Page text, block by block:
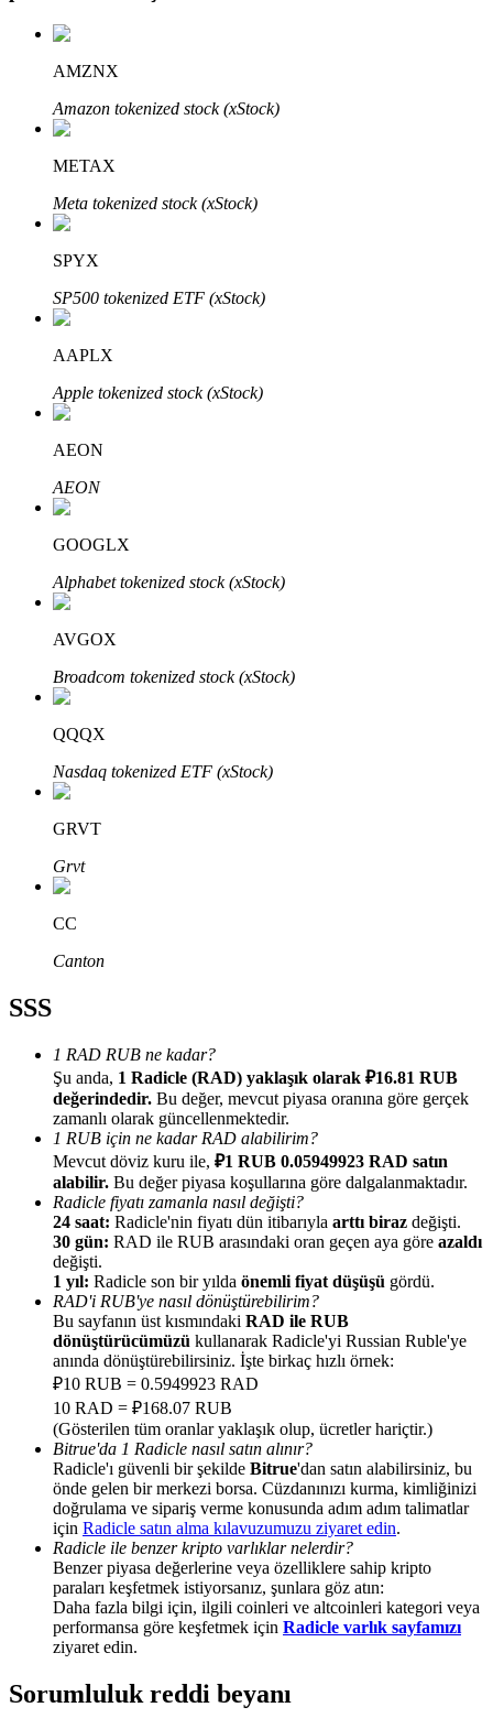
Otomatik Yatırım
Uzun vadeli kâr ve esnek çıkarlar elde edin
Stake Etmeyi Öğrenin
Pasif gelir kazanma hakkında bilgi edinin
Kullanıcı başına %65'e kadar komisyon!
Yönlendirme
Arkadaşını davet et, nakit ödüller kazan
Deposit CASHCAT & Win
Deposit CASHCAT & Win
Share 500000 CASHCAT prize pool
Exclusive for BitMart Users
Register & Trade to Win 500,000 USDT
AMZNX
Amazon tokenized stock (xStock)
METAX
Meta tokenized stock (xStock)
SPYX
SP500 tokenized ETF (xStock)
AAPLX
Apple tokenized stock (xStock)
AEON
AEON
GOOGLX
Alphabet tokenized stock (xStock)
AVGOX
Broadcom tokenized stock (xStock)
QQQX
Nasdaq tokenized ETF (xStock)
GRVT
Grvt
CC
Canton
SSS
1 RAD RUB ne kadar?
Şu anda, 1 Radicle (RAD) yaklaşık olarak ₽16.81 RUB
değerindedir. Bu değer, mevcut piyasa oranına göre gerçek
zamanlı olarak güncellenmektedir.
1 RUB için ne kadar RAD alabilirim?
Mevcut döviz kuru ile, ₽1 RUB 0.05949923 RAD satın
alabilir. Bu değer piyasa koşullarına göre dalgalanmaktadır.
Radicle fiyatı zamanla nasıl değişti?
24 saat: Radicle'nin fiyatı dün itibarıyla arttı biraz değişti.
30 gün: RAD ile RUB arasındaki oran geçen aya göre azaldı
değişti.
1 yıl: Radicle son bir yılda önemli fiyat düşüşü gördü.
RAD'i RUB'ye nasıl dönüştürebilirim?
Bu sayfanın üst kısmındaki RAD ile RUB
dönüştürücümüzü kullanarak Radicle'yi Russian Ruble'ye
anında dönüştürebilirsiniz. İşte birkaç hızlı örnek:
₽10 RUB = 0.5949923 RAD
10 RAD = ₽168.07 RUB
(Gösterilen tüm oranlar yaklaşık olup, ücretler hariçtir.)
Bitrue'da 1 Radicle nasıl satın alınır?
Radicle'ı güvenli bir şekilde Bitrue'dan satın alabilirsiniz, bu
önde gelen bir merkezi borsa. Cüzdanınızı kurma, kimliğinizi
doğrulama ve sipariş verme konusunda adım adım talimatlar
için Radicle satın alma kılavuzumuzu ziyaret edin.
Radicle ile benzer kripto varlıklar nelerdir?
Benzer piyasa değerlerine veya özelliklere sahip kripto
paraları keşfetmek istiyorsanız, şunlara göz atın:
Daha fazla bilgi için, ilgili coinleri ve altcoinleri kategori veya
performansa göre keşfetmek için Radicle varlık sayfamızı
ziyaret edin.
Sorumluluk reddi beyanı